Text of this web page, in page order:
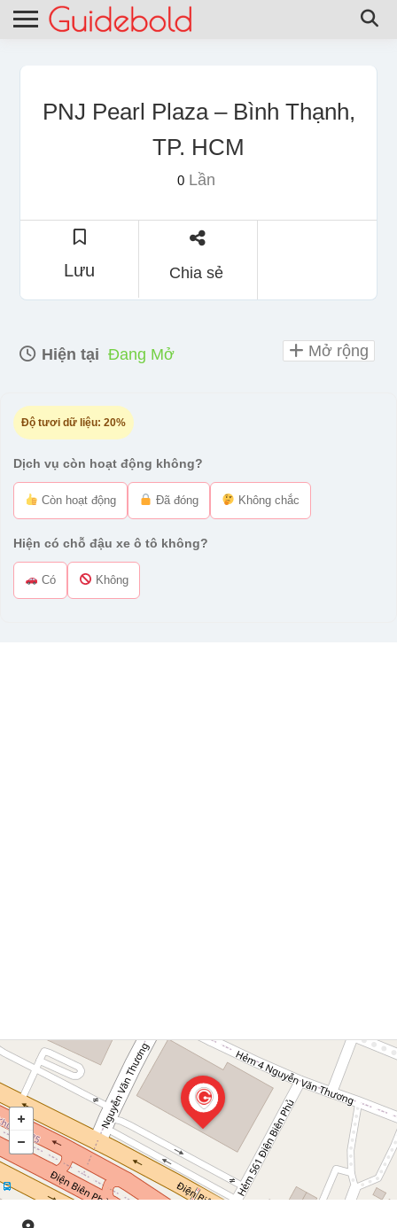
PNJ Pearl Plaza – Bình Thạnh,
TP. HCM
0Lần
Lưu Chia sẻ
Hiện tại Đang Mở
Độ tươi dữ liệu: 20%
Dịch vụ còn hoạt động không?
Còn hoạt động Đã đóng Không chắc
Hiện có chỗ đậu xe ô tô không?
Có Không
Mở rộng